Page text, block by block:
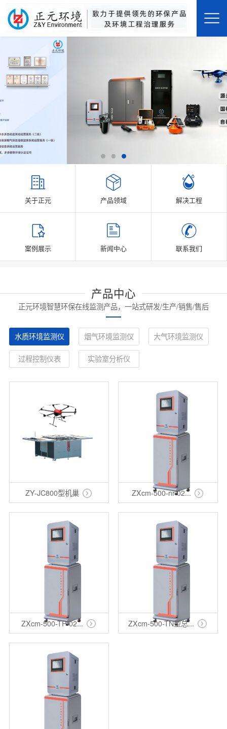
关于正元 产品领域 解决工程
案例展示 新闻中心 联系我们
产品中心
正元环境智慧环保在线监测产品，一站式研发/生产/销售/售后
水质环境监测仪 烟气环境监测仪 大气环境监测仪
过程控制仪表 实验室分析仪
ZY-JC800型机巢 ZXcm-500-nr-02...
ZXcm-500-TP-02... ZXcm-500-TN型总...